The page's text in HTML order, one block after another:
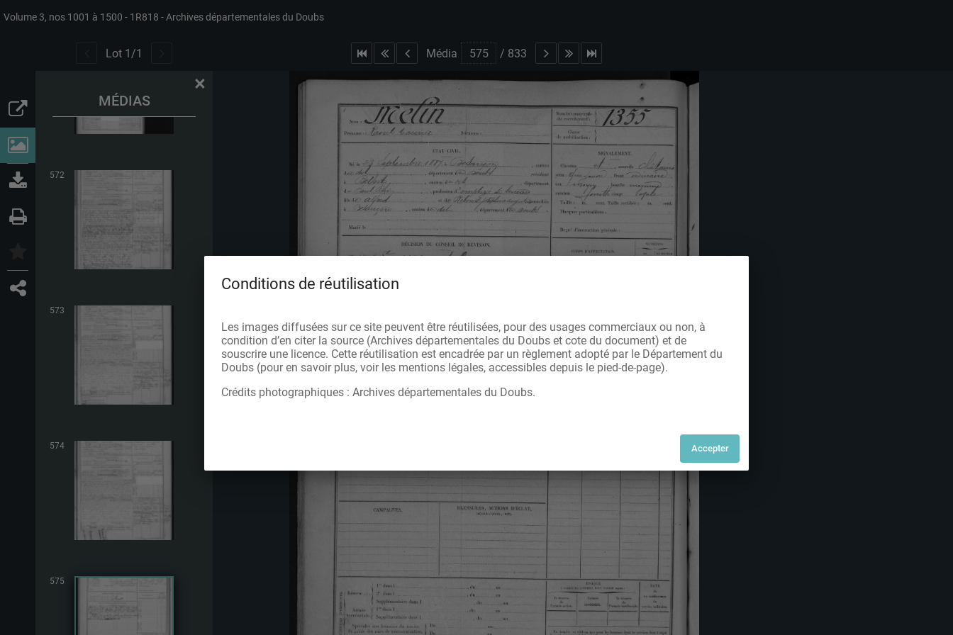
Volume 3, nos 1001 à 1500 1R818 Archives départementales du Doubs
Lot 1 /1 Média / 833
MÉDIAS
×
572
573
574
575
Conditions de réutilisation
Les images diffusées sur ce site peuvent être réutilisées, pour des usages commerciaux ou non, à
condition d’en citer la source (Archives départementales du Doubs et cote du document) et de
souscrire une licence. Cette réutilisation est encadrée par un règlement adopté par le Département du
Doubs (pour en savoir plus, voir les mentions légales, accessibles depuis le pied-de-page).
Crédits photographiques : Archives départementales du Doubs.